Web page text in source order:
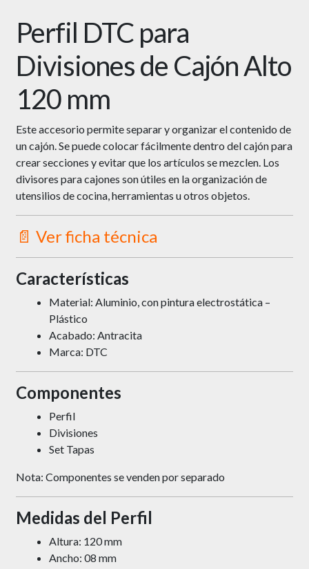
Perfil DTC para
Divisiones de Cajón Alto
120 mm
Este accesorio permiteseparar y organizar el contenido de
un cajón. Se puede colocar fácilmente dentro del cajón para
crear secciones y evitar que los artículos se mezclen. Los
divisores para cajones son útiles en la organización de
utensilios de cocina, herramientas u otros objetos.
📄 Ver ficha técnica
Características
Material: Aluminio, con pintura electrostática –
Plástico
Acabado: Antracita
Marca: DTC
Componentes
Perfil
Divisiones
Set Tapas
Nota: Componentes se venden por separado
Medidas del Perfil
Altura: 120 mm
Ancho: 08 mm